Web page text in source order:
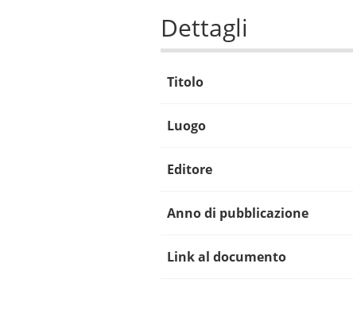
Dettagli
Titolo
Luogo
Editore
Anno di pubblicazione
Link al documento